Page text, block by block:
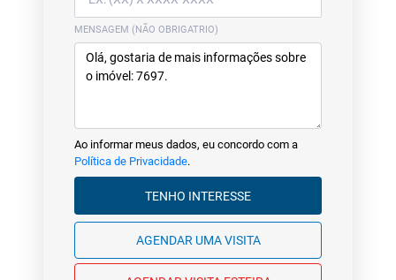
MENSAGEM (NÃO OBRIGATRIO)
Ao informar meus dados, eu concordo com a
Política de Privacidade.
TENHO INTERESSE
AGENDAR UMA VISITA